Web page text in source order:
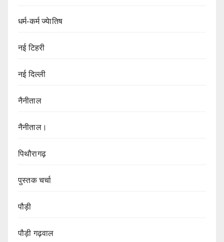
धर्म-कर्म ज्येातिष
नई टिहरी
नई दिल्ली
नैनीताल
नैनीताल।
पिथौरागढ़
पुस्तक चर्चा
पौड़ी
पौड़ी गढ़वाल